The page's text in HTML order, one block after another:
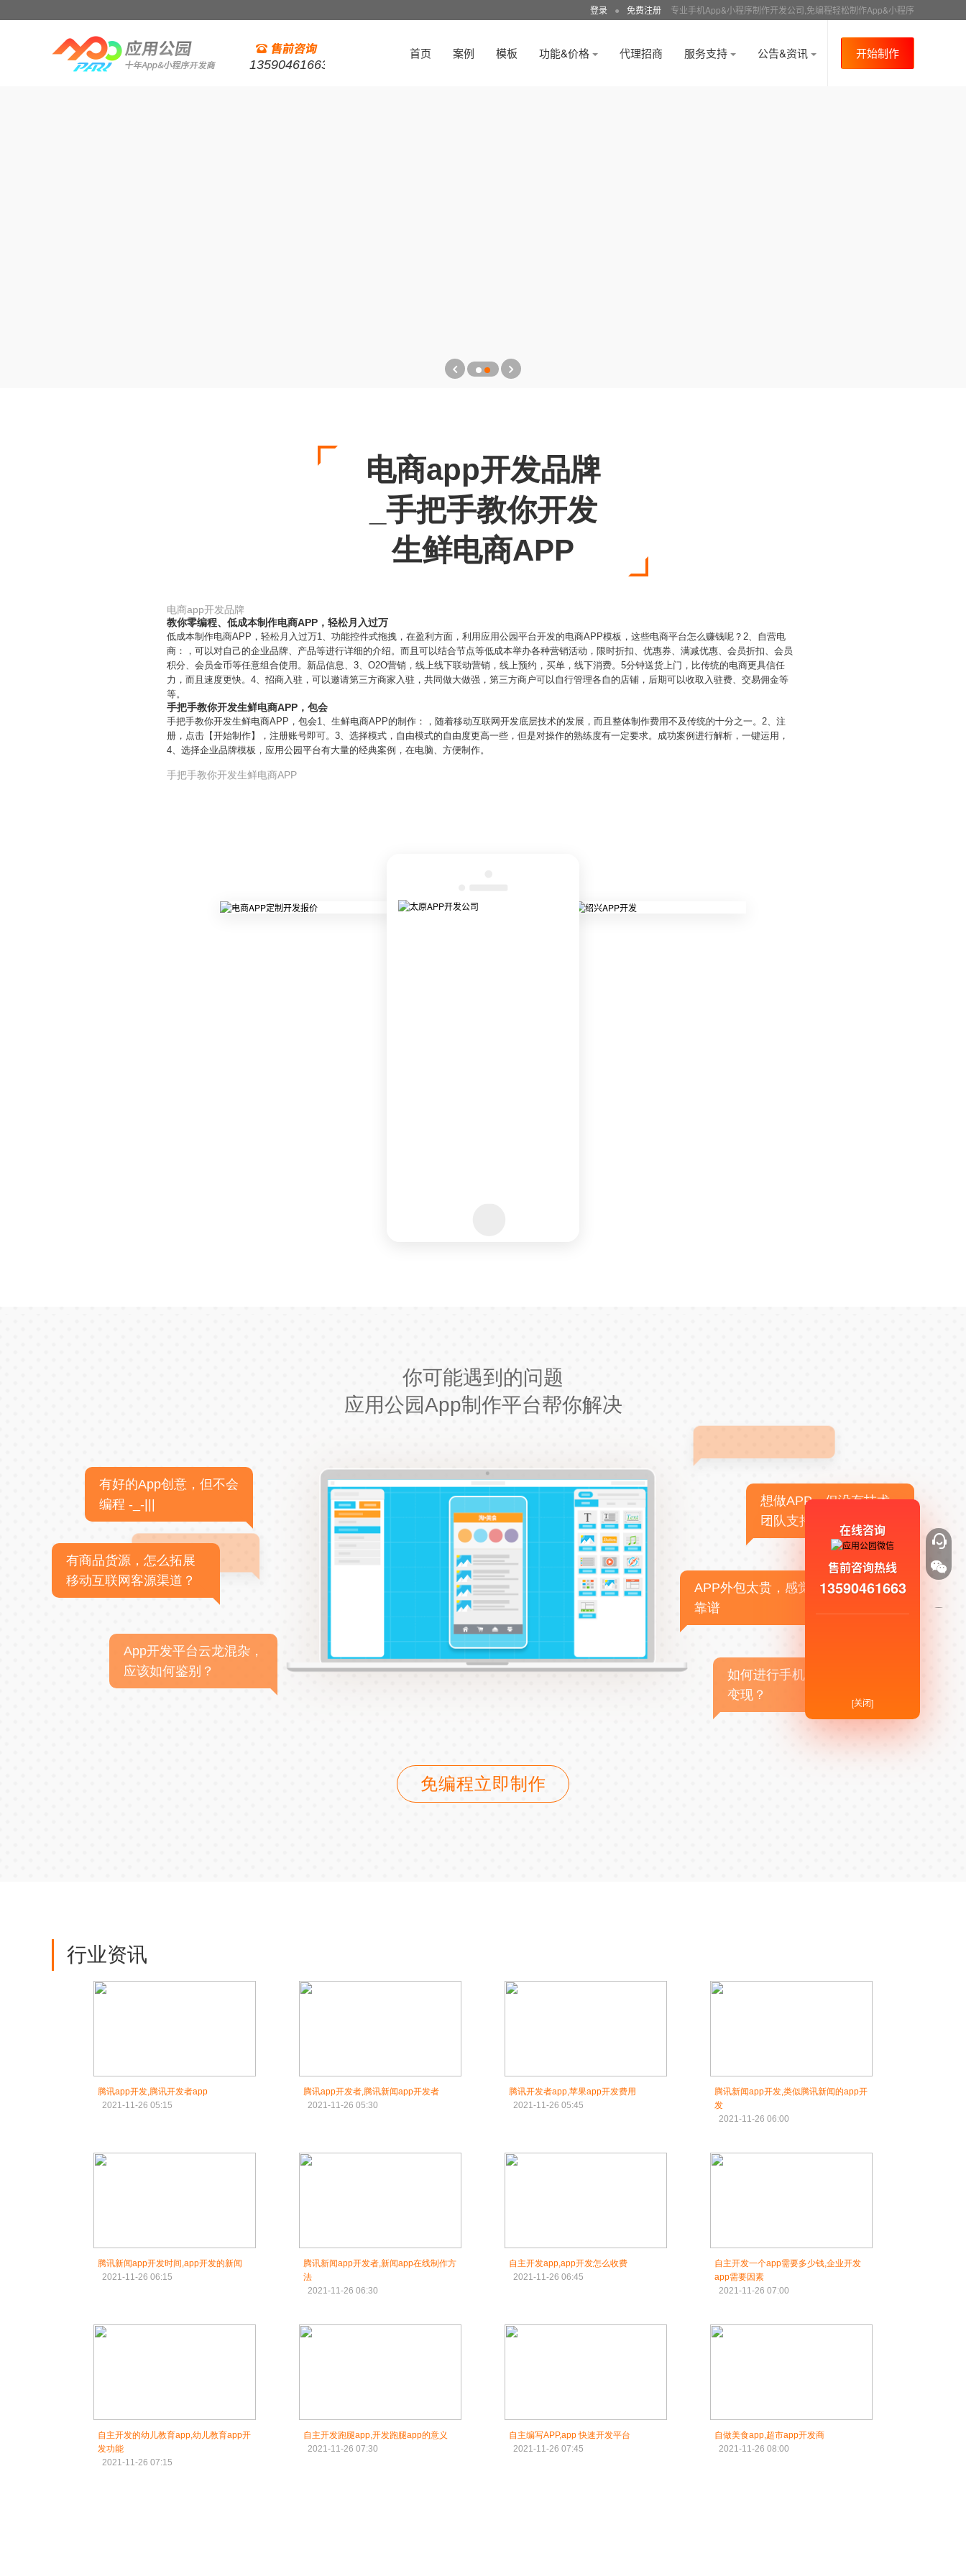
登录 ● 免费注册 专业手机App&小程序制作开发公司,免编程轻松制作App&小程序
13590461663
首页 案例 模板 功能&价格 代理招商 服务支持 公告&资讯 开始制作
电商app开发品牌
_手把手教你开发
生鲜电商APP
电商app开发品牌
教你零编程、低成本制作电商APP，轻松月入过万
低成本制作电商APP，轻松月入过万1、功能控件式拖拽，在盈利方面，利用应用公园平台开发的电商APP模板，这些电商平台怎么赚钱呢？2、自营电
商：，可以对自己的企业品牌、产品等进行详细的介绍。而且可以结合节点等低成本举办各种营销活动，限时折扣、优惠券、满减优惠、会员折扣、会员
积分、会员金币等任意组合使用。新品信息、3、O2O营销，线上线下联动营销，线上预约，买单，线下消费。5分钟送货上门，比传统的电商更具信任
力，而且速度更快。4、招商入驻，可以邀请第三方商家入驻，共同做大做强，第三方商户可以自行管理各自的店铺，后期可以收取入驻费、交易佣金等
等。
手把手教你开发生鲜电商APP，包会
手把手教你开发生鲜电商APP，包会1、生鲜电商APP的制作：，随着移动互联网开发底层技术的发展，而且整体制作费用不及传统的十分之一。2、注
册，点击【开始制作】，注册账号即可。3、选择模式，自由模式的自由度更高一些，但是对操作的熟练度有一定要求。成功案例进行解析，一键运用，
4、选择企业品牌模板，应用公园平台有大量的经典案例，在电脑、方便制作。
手把手教你开发生鲜电商APP
你可能遇到的问题
应用公园App制作平台帮你解决
有好的App创意，但不会
编程 -_-|||
有商品货源，怎么拓展
移动互联网客源渠道？
App开发平台云龙混杂，
应该如何鉴别？
想做APP，但没有技术
团队支持
APP外包太贵，感觉不
靠谱
如何进行手机APP商业
变现？
免编程立即制作
行业资讯
腾讯app开发,腾讯开发者app
2021-11-26 05:15
腾讯app开发者,腾讯新闻app开发者
2021-11-26 05:30
腾讯开发者app,苹果app开发费用
2021-11-26 05:45
腾讯新闻app开发,类似腾讯新闻的app开
发
2021-11-26 06:00
腾讯新闻app开发时间,app开发的新闻
2021-11-26 06:15
腾讯新闻app开发者,新闻app在线制作方
法
2021-11-26 06:30
自主开发app,app开发怎么收费
2021-11-26 06:45
自主开发一个app需要多少钱,企业开发
app需要因素
2021-11-26 07:00
自主开发的幼儿教育app,幼儿教育app开
发功能
2021-11-26 07:15
自主开发跑腿app,开发跑腿app的意义
2021-11-26 07:30
自主编写APP,app 快速开发平台
2021-11-26 07:45
自做美食app,超市app开发商
2021-11-26 08:00
在线咨询
售前咨询热线
13590461663
[关闭]